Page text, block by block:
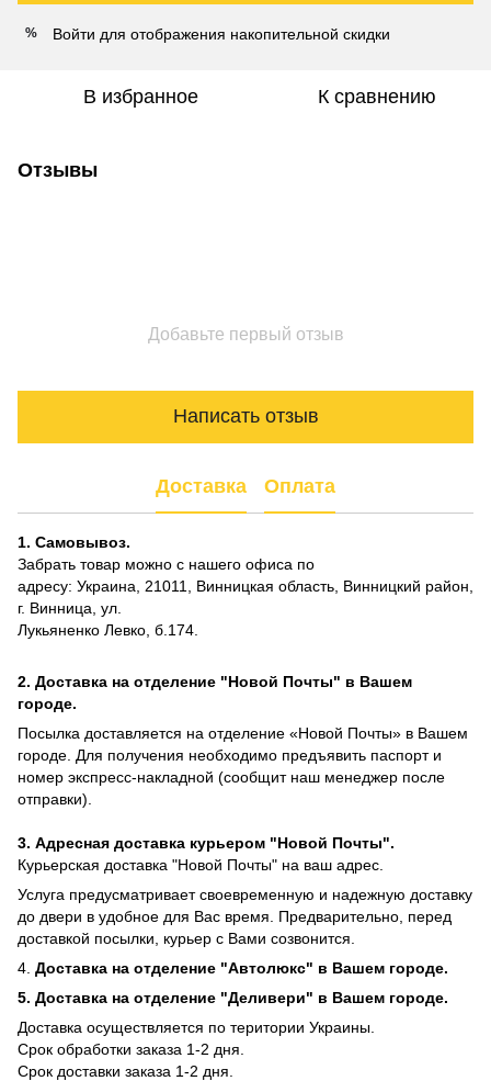
% Войти для отображения накопительной скидки
В избранное К сравнению
Отзывы
Добавьте первый отзыв
Написать отзыв
Доставка Оплата
1. Самовывоз.
Забрать товар можно с нашего офиса по
адресу: Украина, 21011, Винницкая область, Винницкий район,
г. Винница, ул.
Лукьяненко Левко, б.174.
2. Доставка на отделение "Новой Почты" в Вашем
городе.
Посылка доставляется на отделение «Новой Почты» в Вашем
городе. Для получения необходимо предъявить паспорт и
номер экспресс-накладной (сообщит наш менеджер после
отправки).
3. Адресная доставка курьером "Новой Почты".
Курьерская доставка "Новой Почты" на ваш адрес.
Услуга предусматривает своевременную и надежную доставку
до двери в удобное для Вас время. Предварительно, перед
доставкой посылки, курьер с Вами созвонится.
4. Доставка на отделение "Автолюкс" в Вашем городе.
5. Доставка на отделение "Деливери" в Вашем городе.
Доставка осуществляется по територии Украины.
Срок обработки заказа 1-2 дня.
​​Срок доставки заказа 1-2 дня.